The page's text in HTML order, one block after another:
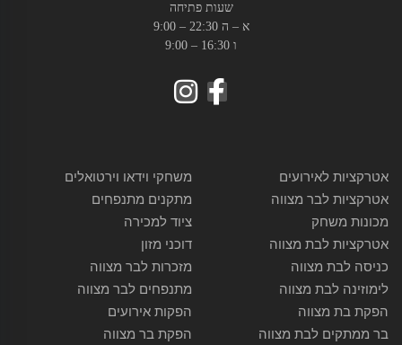
שעות פתיחה
א – ה 22:30 – 9:00
ו 16:30 – 9:00
אטרקציות לאירועים
אטרקציות לבר מצווה
מכונות משחק
אטרקציות לבת מצווה
כניסה לבת מצווה
לימוזינה לבת מצווה
הפקת בת מצווה
בר ממתקים לבת מצווה
משחקי וידאו וירטואלים
מתקנים מתנפחים
ציוד למכירה
דוכני מזון
מזכרות לבר מצווה
מתנפחים לבר מצווה
הפקות אירועים
הפקת בר מצווה